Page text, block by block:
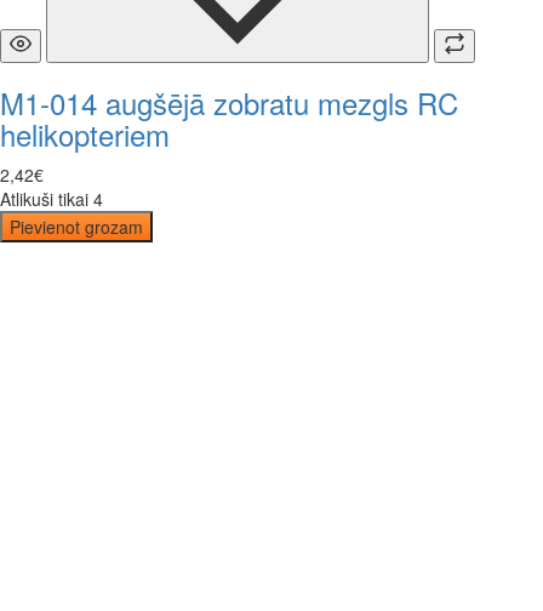
M1-014 augšējā zobratu mezgls RC
helikopteriem
2,42€
Atlikuši tikai 4
Pievienot grozam